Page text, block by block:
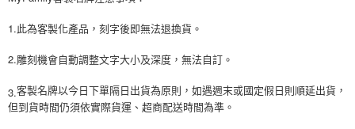
1.此為客製化產品，刻字後即無法退換貨。
2.雕刻機會自動調整文字大小及深度，無法自訂。
3.客製名牌以今日下單隔日出貨為原則，如遇週末或國定假日則順延出貨，
但到貨時間仍須依實際貨運、超商配送時間為準。